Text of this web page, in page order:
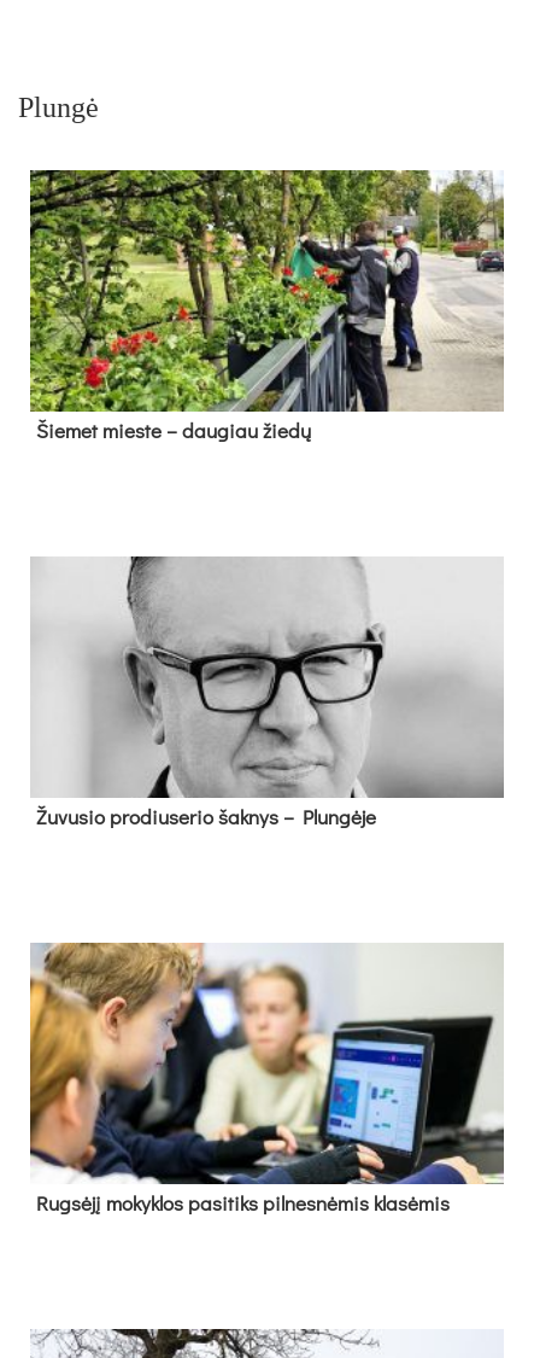
Plungė
Šie­met mies­te – dau­giau žie­dų
Žu­vu­sio pro­diu­se­rio šak­nys – Plun­gė­je
Rug­sė­jį mo­kyk­los pa­si­tiks pil­nes­nė­mis kla­sė­mis